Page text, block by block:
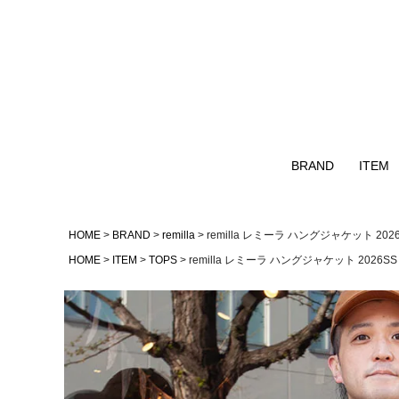
BRAND
GOHEMP
NATAL DESIGN
remilla
AS2OV
ITEM
OUTER
HOME BRAND remilla
remilla レミーラ ハングジャケット
HOME
ITEM TOPS remilla レミーラ ハングジャケット 2026SS